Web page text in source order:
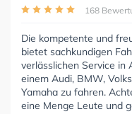
168
Die kompetente und
bietet sachkundigen
verlässlichen Service in
einem Audi, BMW,
Yamaha zu fahren.
eine Menge Leute und